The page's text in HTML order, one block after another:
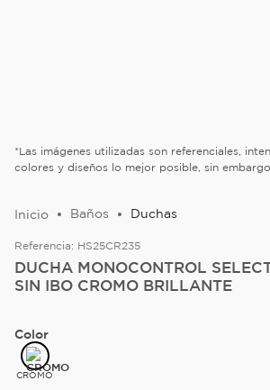
*Las imágenes utilizadas son referenciales,
colores y diseños lo mejor posible, sin
Baños Duchas
Referencia: HS25CR235
DUCHA MONOCONTROL
SIN IBO CROMO BRILLANTE
Color
CROMO